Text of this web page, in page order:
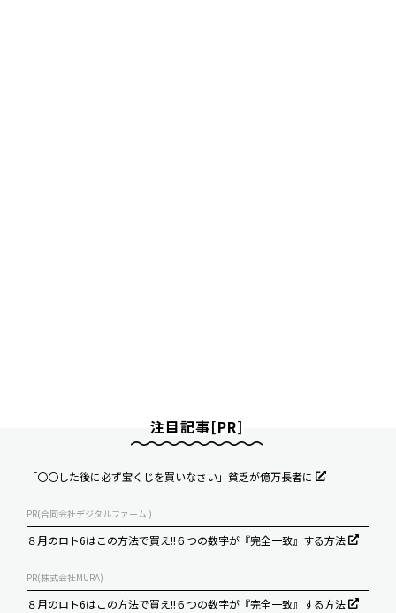
注目記事[PR]
「〇〇した後に必ず宝くじを買いなさい」貧乏が億万長者に
PR(合同会社デジタルファーム )
８月のロト6はこの方法で買え!!６つの数字が『完全一致』する方法
PR(株式会社MURA)
８月のロト6はこの方法で買え!!６つの数字が『完全一致』する方法